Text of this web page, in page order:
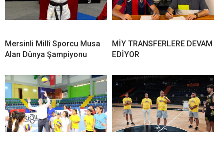
Mersinli Millî Sporcu Musa
Alan Dünya Şampiyonu
MİY TRANSFERLERE DEVAM
EDİYOR